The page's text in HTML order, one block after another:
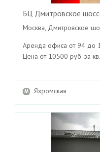
БЦ Дмитровское
Москва, Дмитровское
Аренда офиса от 94 до
Цена от 10500 руб. за
Яхромская
Previous